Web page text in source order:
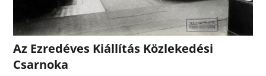
Az Ezredéves Kiállítás Közlekedési
Csarnoka